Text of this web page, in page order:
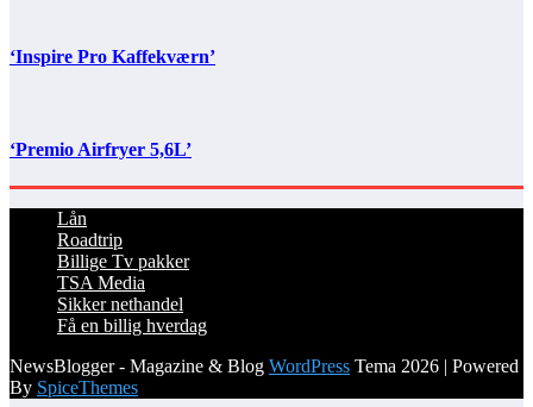
‘Inspire Pro Kaffekværn’
‘Premio Airfryer 5,6L’
Lån
Roadtrip
Billige Tv pakker
TSA Media
Sikker nethandel
Få en billig hverdag
NewsBlogger - Magazine & Blog WordPress Tema 2026 | Powered
By SpiceThemes